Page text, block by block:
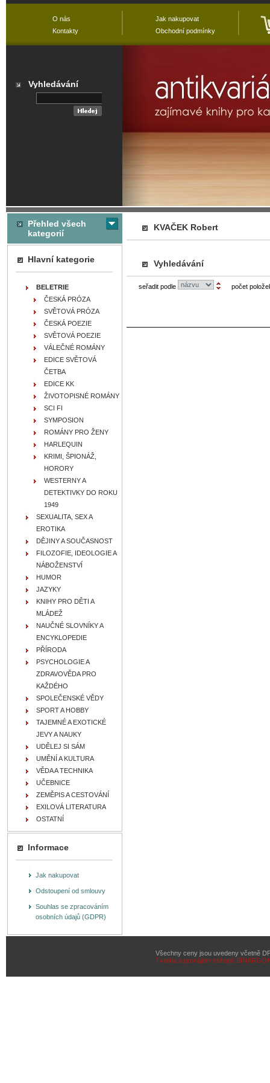
KVAČEK Robert
Vyhledávání
seřadit podle počet
Přehled všech
kategorií
Hlavní kategorie
BELETRIE
ČESKÁ PRÓZA
SVĚTOVÁ PRÓZA
ČESKÁ POEZIE
SVĚTOVÁ POEZIE
VÁLEČNÉ ROMÁNY
EDICE SVĚTOVÁ
ČETBA
EDICE KK
ŽIVOTOPISNÉ ROMÁNY
SCI FI
SYMPOSION
ROMÁNY PRO ŽENY
HARLEQUIN
KRIMI, ŠPIONÁŽ,
HORORY
WESTERNY A
DETEKTIVKY DO ROKU
1949
SEXUALITA, SEX A
EROTIKA
DĚJINY A SOUČASNOST
FILOZOFIE, IDEOLOGIE A
NÁBOŽENSTVÍ
HUMOR
JAZYKY
KNIHY PRO DĚTI A
MLÁDEŽ
NAUČNÉ SLOVNÍKY A
ENCYKLOPEDIE
PŘÍRODA
PSYCHOLOGIE A
ZDRAVOVĚDA PRO
KAŽDÉHO
SPOLEČENSKÉ VĚDY
SPORT A HOBBY
TAJEMNÉ A EXOTICKÉ
JEVY A NAUKY
UDĚLEJ SI SÁM
UMĚNÍ A KULTURA
VĚDA A TECHNIKA
UČEBNICE
ZEMĚPIS A CESTOVÁNÍ
EXILOVÁ LITERATURA
OSTATNÍ
Informace
Jak nakupovat
Odstoupení od smlouvy
Souhlas se zpracováním
osobních údajů (GDPR)
Všechny ceny jsou uvedeny včetně
Tvorba a pronájem eshopů
O nás
Kontakty
Jak nakupovat
Obchodní podmínky
Vyhledávání